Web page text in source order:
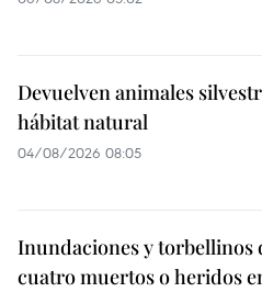
Devuelven animales
hábitat natural
04/08/2026 08:05
Inundaciones y torbellinos
cuatro muertos o heridos